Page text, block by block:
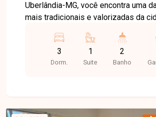
Uberlândia-MG, você encontra uma
mais tradicionais e valorizadas da
às principais avenidas, além de estar
supermercados, escolas, farmácias,
e diversos serviços. Excelente apartamento
planejados, área de serviço com
3
Dorm.
1
Suite
2
Banho